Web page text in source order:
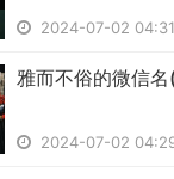
2024-07-02
雅而不俗的微信
2024-07-02